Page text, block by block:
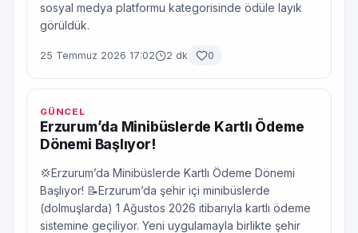
sosyal medya platformu kategorisinde ödüle layık
görüldük.
25 Temmuz 2026 17:02 2 dk 0
GÜNCEL
Erzurum’da Minibüslerde Kartlı Ödeme
Dönemi Başlıyor!
💢Erzurum’da Minibüslerde Kartlı Ödeme Dönemi
Başlıyor! 📝Erzurum’da şehir içi minibüslerde
(dolmuşlarda) 1 Ağustos 2026 itibarıyla kartlı ödeme
sistemine geçiliyor. Yeni uygulamayla birlikte şehir